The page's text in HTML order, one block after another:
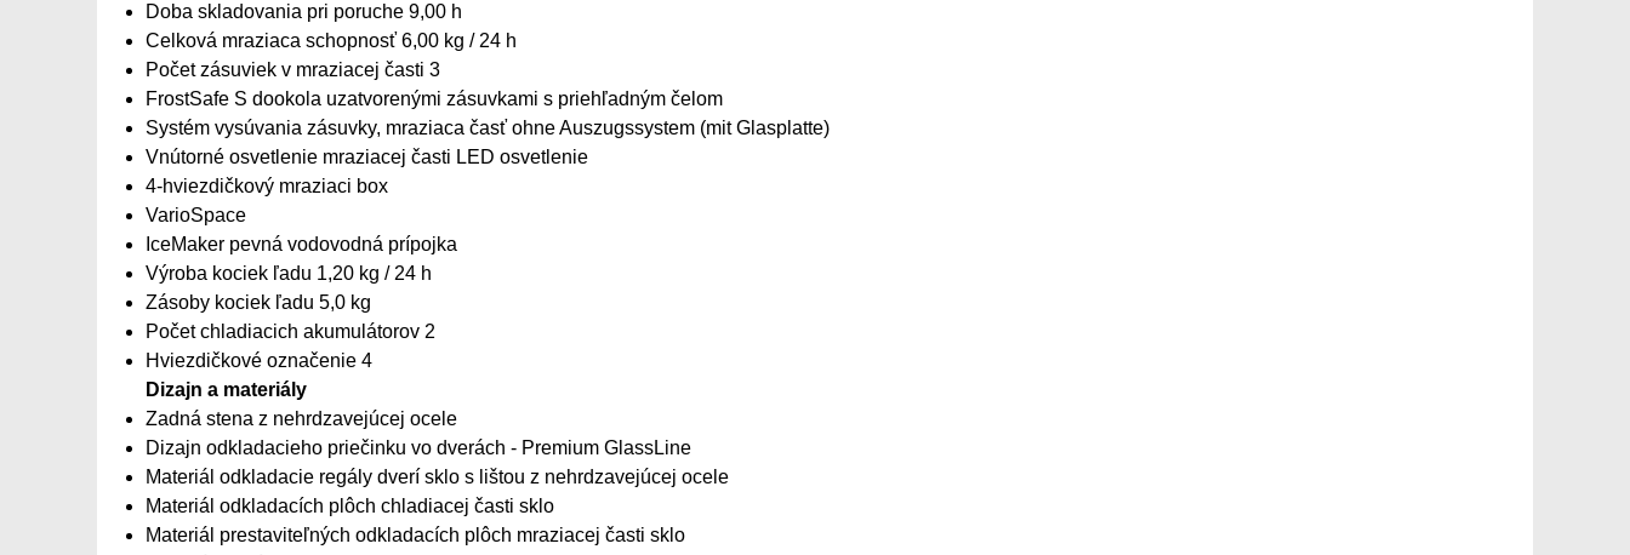
Doba skladovania pri poruche 9,00 h
Celková mraziaca schopnosť 6,00 kg / 24 h
Počet zásuviek v mraziacej časti 3
FrostSafe S dookola uzatvorenými zásuvkami s priehľadným čelom
Systém vysúvania zásuvky, mraziaca časť ohne Auszugssystem (mit Glasplatte)
Vnútorné osvetlenie mraziacej časti LED osvetlenie
4-hviezdičkový mraziaci box
VarioSpace
IceMaker pevná vodovodná prípojka
Výroba kociek ľadu 1,20 kg / 24 h
Zásoby kociek ľadu 5,0 kg
Počet chladiacich akumulátorov 2
Hviezdičkové označenie 4
Dizajn a materiály
Zadná stena z nehrdzavejúcej ocele
Dizajn odkladacieho priečinku vo dverách - Premium GlassLine
Materiál odkladacie regály dverí sklo s lištou z nehrdzavejúcej ocele
Materiál odkladacích plôch chladiacej časti sklo
Materiál prestaviteľných odkladacích plôch mraziacej časti sklo